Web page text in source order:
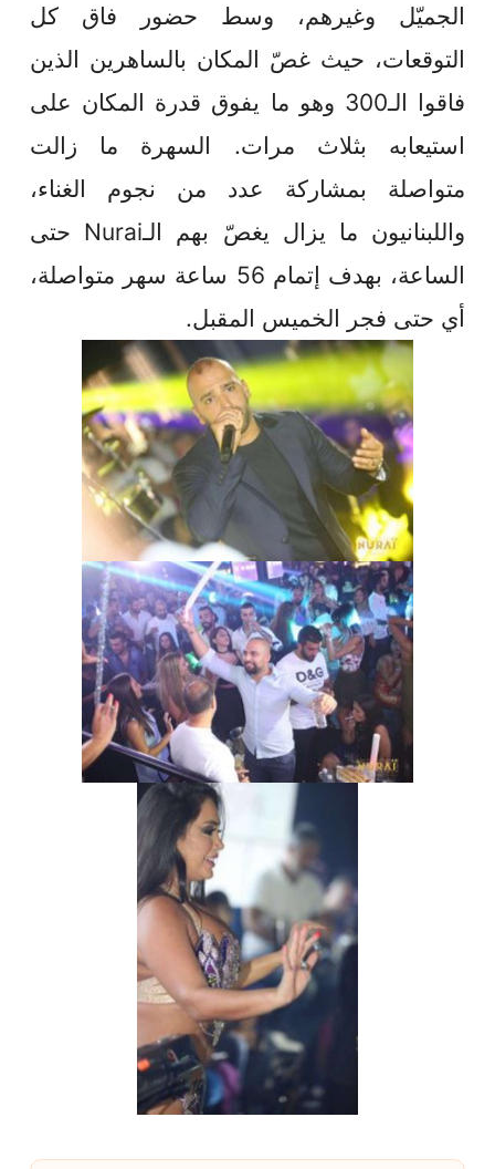
الجميّل وغيرهم، وسط حضور فاق كل
التوقعات، حيث غصّ المكان بالساهرين الذين
فاقوا الـ300 وهو ما يفوق قدرة المكان على
استيعابه بثلاث مرات. السهرة ما زالت
متواصلة بمشاركة عدد من نجوم الغناء،
واللبنانيون ما يزال يغصّ بهم الـNurai حتى
الساعة، بهدف إتمام 56 ساعة سهر متواصلة،
أي حتى فجر الخميس المقبل.